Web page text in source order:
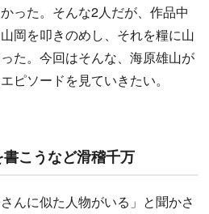
った。そんな2人だが、作品中
岡を叩きのめし、それを糧に山
た。今回はそんな、海原雄山が
ピソードを見ていきたい。
こうなど滑稽千万
んに似た人物がいる」と聞かさ